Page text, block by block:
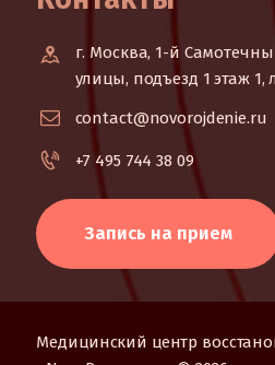
г. Москва, 1-й
улицы, подъезд 1 этаж 1,
contact@novorojdenie.ru
+7 495 744 38 09
Запись на прием
Медицинский центр